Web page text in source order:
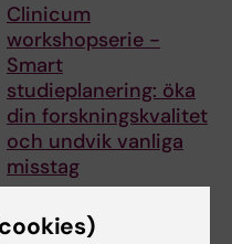
Clinicum
workshopserie -
Smart
studieplanering: öka
din forskningskvalitet
och undvik vanliga
misstag
strategisk studieplanering
innan data finns…